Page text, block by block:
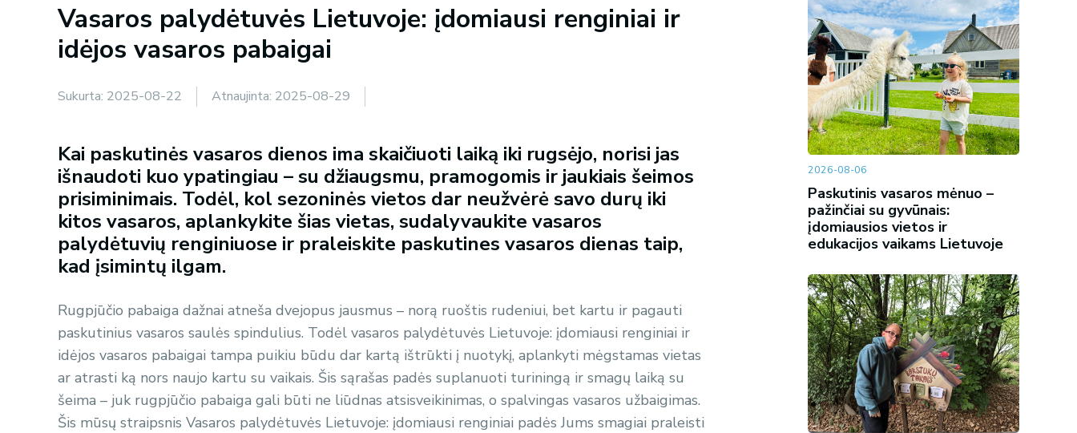
Vasaros palydėtuvės Lietuvoje: įdomiausi renginiai ir
idėjos vasaros pabaigai
Sukurta: 2025-08-22 Atnaujinta: 2025-08-29
Kai paskutinės vasaros dienos ima skaičiuoti laiką iki rugsėjo, norisi jas
išnaudoti kuo ypatingiau – su džiaugsmu, pramogomis ir jaukiais šeimos
prisiminimais. Todėl, kol sezoninės vietos dar neužvėrė savo durų iki
kitos vasaros, aplankykite šias vietas, sudalyvaukite vasaros
palydėtuvių renginiuose ir praleiskite paskutines vasaros dienas taip,
kad įsimintų ilgam.
Rugpjūčio pabaiga dažnai atneša dvejopus jausmus – norą ruoštis rudeniui, bet kartu ir pagauti
paskutinius vasaros saulės spindulius. Todėl vasaros palydėtuvės Lietuvoje: įdomiausi renginiai ir
idėjos vasaros pabaigai tampa puikiu būdu dar kartą ištrūkti į nuotykį, aplankyti mėgstamas vietas
ar atrasti ką nors naujo kartu su vaikais. Šis sąrašas padės suplanuoti turiningą ir smagų laiką su
šeima – juk rugpjūčio pabaiga gali būti ne liūdnas atsisveikinimas, o spalvingas vasaros užbaigimas.
Šis mūsų straipsnis Vasaros palydėtuvės Lietuvoje: įdomiausi renginiai padės Jums smagiai praleisti
2026-08-06
Paskutinis vasaros mėnuo –
pažinčiai su gyvūnais:
įdomiausios vietos ir
edukacijos vaikams Lietuvoje